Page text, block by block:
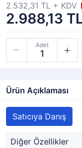
2.988,13
2.532,31 TL + KDV
Adet
Ürün Açıklaması
Satıcıya Danış
Diğer Özellikler